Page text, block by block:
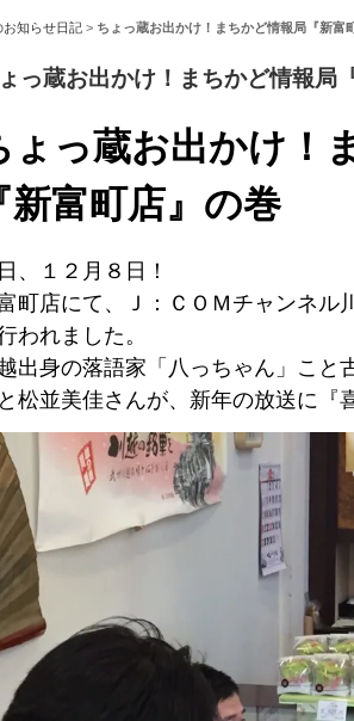
お知らせ日記 > ちょっ蔵お出かけ！まちかど情報局『新富
っ蔵お出かけ！まちかど情報局
ょっ蔵お出かけ！
新富町店』の巻
、１２月８日！
町店にて、Ｊ：ＣＯＭチャンネル
われました。
出身の落語家「八っちゃん」こと
松並美佳さんが、新年の放送に『